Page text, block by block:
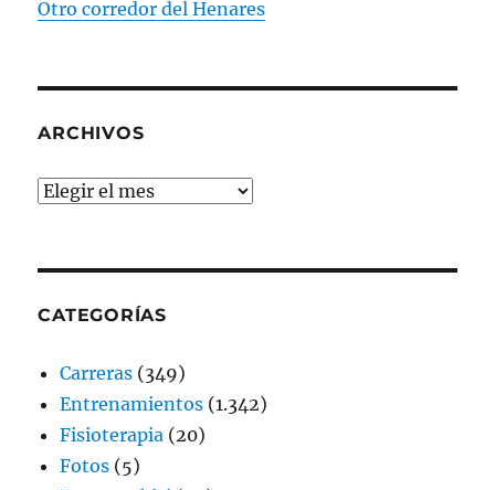
Otro corredor del Henares
ARCHIVOS
Archivos
CATEGORÍAS
Carreras (349)
Entrenamientos (1.342)
Fisioterapia (20)
Fotos (5)